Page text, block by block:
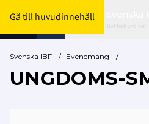
Gå till huvudinnehåll
Byt förbund här
Svenska IBF / Evenemang /
UNGDOMS-